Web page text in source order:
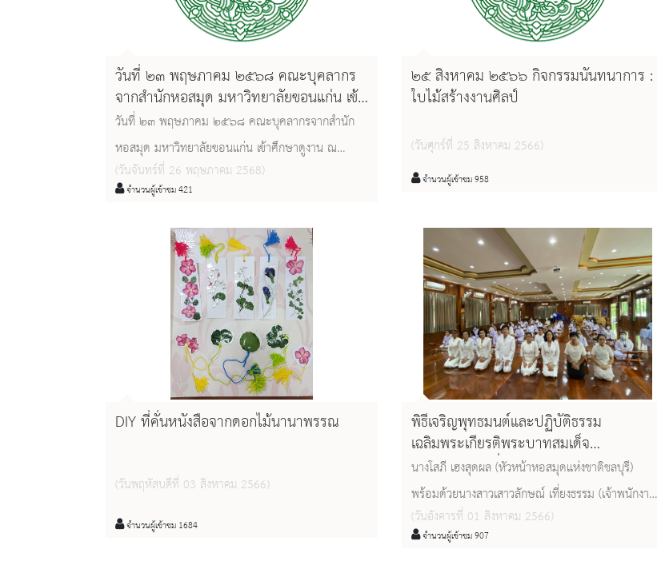
วันที่ ๒๓ พฤษภาคม ๒๕๖๘ คณะบุคลากร
จากสำนักหอสมุด มหาวิทยาลัยขอนแก่น เข้า
ศึกษาดูงาน ณ หอสมุดแห่งชาติชลบุรี
วันที่ ๒๓ พฤษภาคม ๒๕๖๘ คณะบุคลากรจากสำนัก
หอสมุด มหาวิทยาลัยขอนแก่น เข้าศึกษาดูงาน ณ
หอสมุดแห่งชาติชลบุรี ตามโครงการสัมมนาเชิงปฏิบัติ
การและศึกษาดูงาน SMART LIFE การขับเคลื่อน ๙ ค่า
นิยมองค์กรสู่ความเป็นเลิศ โดยมีนางโสภี เฮงสุดผล
หัวหน้าหอสมุดแห่งชาติชลบุรีและคณะเจ้าหน้าที่ให้การ
ต้อนรับและนำชม
(วันจันทร์ที่ 26 พฤษภาคม 2568)
จำนวนผู้เข้าชม 421
๒๕ สิงหาคม ๒๕๖๖ กิจกรรมนันทนาการ :
ใบไม้สร้างงานศิลป์
(วันศุกร์ที่ 25 สิงหาคม 2566)
จำนวนผู้เข้าชม 958
DIY ที่คั่นหนังสือจากดอกไม้นานาพรรณ
(วันพฤหัสบดีที่ 03 สิงหาคม 2566)
จำนวนผู้เข้าชม 1684
พิธีเจริญพุทธมนต์และปฏิบัติธรรม
เฉลิมพระเกียรติพระบาทสมเด็จ
พระเจ้าอยู่หัวเนื่องในโอกาสวันเฉลิม
พระชนมพรรษา ๒๘ กรกฎาคม ๒๕๖๖
นางโสภี เฮงสุดผล (หัวหน้าหอสมุดแห่งชาติชลบุรี)
พร้อมด้วยนางสาวเสาวลักษณ์ เที่ยงธรรม (เจ้าพนักงาน
ห้องสมุดชำนาญงาน) เข้าร่วมพิธีเจริญพุทธมนต์และ
ปฏิบัติธรรมเฉลิมพระเกียรติพระบาทสมเด็จ
(วันอังคารที่ 01 สิงหาคม 2566)
จำนวนผู้เข้าชม 907